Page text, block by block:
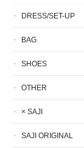
DRESS/SET-UP
BAG
SHOES
OTHER
× SAJI
SAJI ORIGINAL